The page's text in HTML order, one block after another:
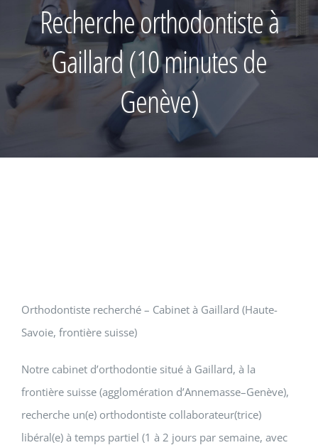
Recherche orthodontiste à
Gaillard (10 minutes de
Genève)
Orthodontiste recherché – Cabinet à Gaillard (Haute-
Savoie, frontière suisse)
Notre cabinet d’orthodontie situé à Gaillard, à la
frontière suisse (agglomération d’Annemasse–Genève),
recherche un(e) orthodontiste collaborateur(trice)
libéral(e) à temps partiel (1 à 2 jours par semaine, avec